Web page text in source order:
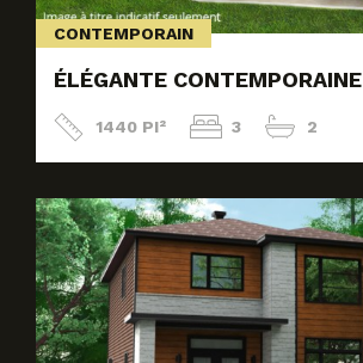
CONTEMPORAIN
ÉLÉGANTE CONTEMPORAINE
1440 PI² 3 2